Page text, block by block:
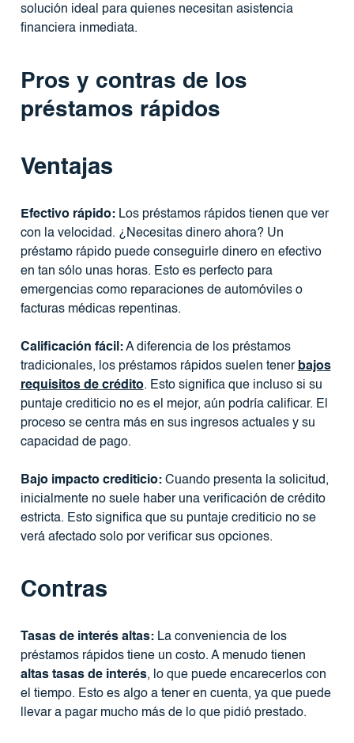
solución ideal para quienes necesitan asistencia
financiera inmediata.
Pros y contras de los
préstamos rápidos
Ventajas
Efectivo rápido:Los préstamos rápidos tienen que ver
con la velocidad. ¿Necesitas dinero ahora? Un
préstamo rápido puede conseguirle dinero en efectivo
en tan sólo unas horas. Esto es perfecto para
emergencias como reparaciones de automóviles o
facturas médicas repentinas.
Calificación fácil:A diferencia de los préstamos
tradicionales, los préstamos rápidos suelen tener bajos
requisitos de crédito. Esto significa que incluso si su
puntaje crediticio no es el mejor, aún podría calificar. El
proceso se centra más en sus ingresos actuales y su
capacidad de pago.
Bajo impacto crediticio:Cuando presenta la solicitud,
inicialmente no suele haber una verificación de crédito
estricta. Esto significa que su puntaje crediticio no se
verá afectado solo por verificar sus opciones.
Contras
Tasas de interés altas:La conveniencia de los
préstamos rápidos tiene un costo. A menudo tienen
altas tasas de interés, lo que puede encarecerlos con
el tiempo. Esto es algo a tener en cuenta, ya que puede
llevar a pagar mucho más de lo que pidió prestado.